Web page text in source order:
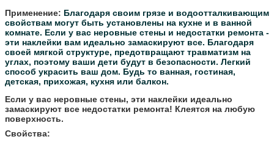
Применение: Благодаря своим грязе и водоотталкивающим
свойствам могут быть установлены на кухне и в ванной
комнате. Если у вас неровные стены и недостатки ремонта -
эти наклейки вам идеально замаскируют все. Благодаря
своей мягкой структуре, предотвращают травматизм на
углах, поэтому ваши дети будут в безопасности. Легкий
способ украсить ваш дом. Будь то ванная, гостиная,
детская, прихожая, кухня или балкон.
Если у вас неровные стены, эти наклейки идеально
замаскируют все недостатки ремонта! Клеятся на любую
поверхность.
Свойства: